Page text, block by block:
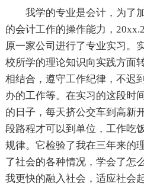
我学的专业是会计，为了
的会计工作的操作能力，
原一家公司进行了专业实习。
校所学的理论知识向实践方面
相结合，遵守工作纪律，不迟
办的工作等。在实习的这段时
的日子，每天挤公交车到高新
段路程才可以到单位，工作吃
规律。它检验了我在三年来的
了社会的各种情况，学会了怎
我更快的融入社会，适应社会